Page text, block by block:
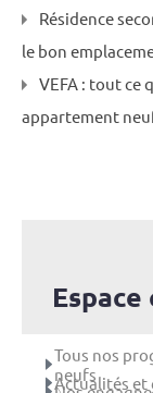
Résidence
le bon
VEFA : tout ce
appartement
Tous nos
neufs
Actualités et